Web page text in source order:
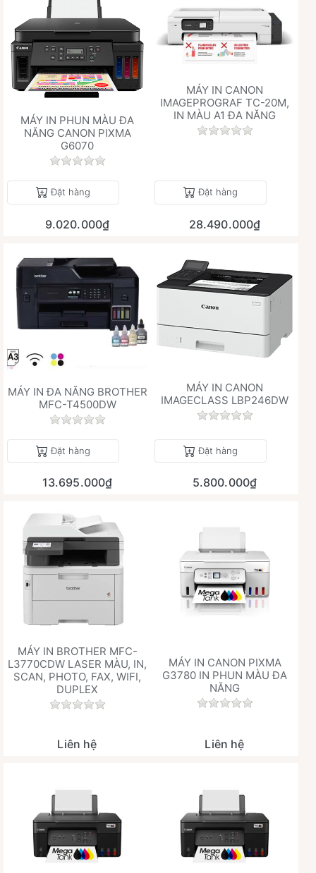
MÁY IN PHUN MÀU ĐA
NĂNG CANON PIXMA
G6070
Chưa có đánh giá nào cho sản phẩm này.
Đặt hàng
9.020.000₫
MÁY IN CANON
IMAGEPROGRAF TC-20M,
IN MÀU A1 ĐA NĂNG
Chưa có đánh giá
Đặt hàng
28.490.000₫
MÁY IN ĐA NĂNG BROTHER
MFC-T4500DW
Chưa có đánh giá nào cho sản phẩm này.
Đặt hàng
13.695.000₫
MÁY IN CANON
IMAGECLASS LBP246DW
Chưa có đánh giá
Đặt hàng
5.800.000₫
MÁY IN BROTHER MFC-
L3770CDW LASER MÀU, IN,
SCAN, PHOTO, FAX, WIFI,
DUPLEX
Chưa có đánh giá nào cho sản phẩm này.
Liên hệ
MÁY IN CANON PIXMA
G3780 IN PHUN MÀU ĐA
NĂNG
Chưa có đánh giá
Liên hệ